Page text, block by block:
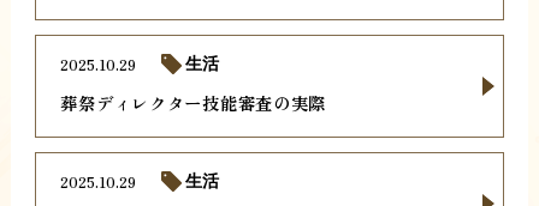
葬祭ディレクター技能審査の実際
2025.10.29 生活
2025.10.29 生活